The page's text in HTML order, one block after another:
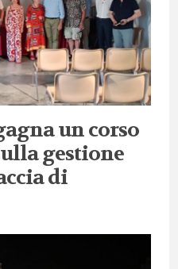
un corso
gestione
di